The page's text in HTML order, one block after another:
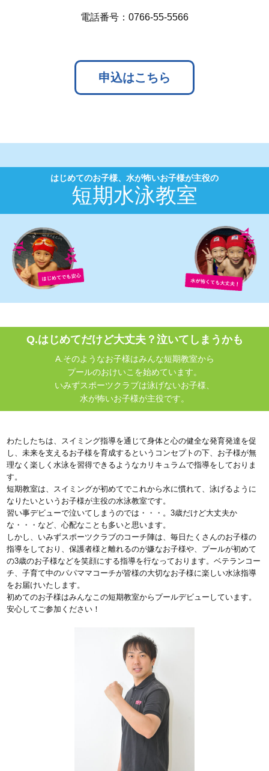
電話番号：0766-55-5566
申込はこちら
はじめてのお子様、水が怖いお子様が主役の
短期水泳教室
Q.はじめてだけど大丈夫？泣いてしまうかも
A.そのようなお子様はみんな短期教室から
プールのおけいこを始めています。
いみずスポーツクラブは泳げないお子様、
水が怖いお子様が主役です。
わたしたちは、スイミング指導を通じて身体と心の健全な発育発達を促
し、未来を支えるお子様を育成するというコンセプトの下、お子様が無
理なく楽しく水泳を習得できるようなカリキュラムで指導をしておりま
す。
短期教室は、スイミングが初めてでこれから水に慣れて、泳げるように
なりたいというお子様が主役の水泳教室です。
習い事デビューで泣いてしまうのでは・・・。3歳だけど大丈夫か
な・・・など、心配なことも多いと思います。
しかし、いみずスポーツクラブのコーチ陣は、毎日たくさんのお子様の
指導をしており、保護者様と離れるのが嫌なお子様や、プールが初めて
の3歳のお子様などを笑顔にする指導を行なっております。ベテランコー
チ、子育て中のパパママコーチが皆様の大切なお子様に楽しい水泳指導
をお届けいたします。
初めてのお子様はみんなこの短期教室からプールデビューしています。
安心してご参加ください！